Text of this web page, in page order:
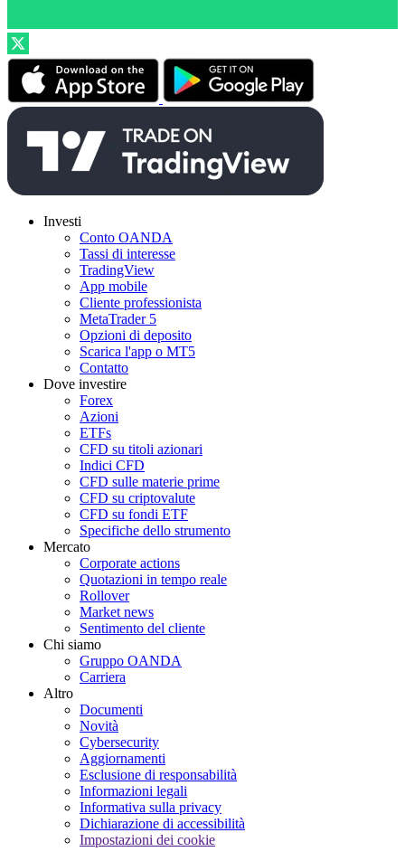
Investi
Conto OANDA
Tassi di interesse
TradingView
App mobile
Cliente professionista
MetaTrader 5
Opzioni di deposito
Scarica l'app o MT5
Contatto
Dove investire
Forex
Azioni
ETFs
CFD su titoli azionari
Indici CFD
CFD sulle materie prime
CFD su criptovalute
CFD su fondi ETF
Specifiche dello strumento
Mercato
Corporate actions
Quotazioni in tempo reale
Rollover
Market news
Sentimento del cliente
Chi siamo
Gruppo OANDA
Carriera
Altro
Documenti
Novità
Cybersecurity
Aggiornamenti
Esclusione di responsabilità
Informazioni legali
Informativa sulla privacy
Dichiarazione di accessibilità
Impostazioni dei cookie